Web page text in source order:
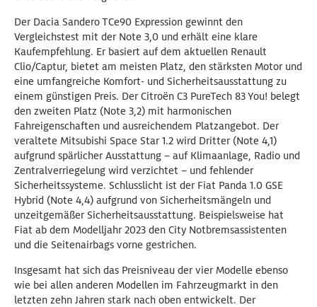
Der Dacia Sandero TCe90 Expression gewinnt den
Vergleichstest mit der Note 3,0 und erhält eine klare
Kaufempfehlung. Er basiert auf dem aktuellen Renault
Clio/Captur, bietet am meisten Platz, den stärksten Motor und
eine umfangreiche Komfort- und Sicherheitsausstattung zu
einem günstigen Preis. Der Citroën C3 PureTech 83 You! belegt
den zweiten Platz (Note 3,2) mit harmonischen
Fahreigenschaften und ausreichendem Platzangebot. Der
veraltete Mitsubishi Space Star 1.2 wird Dritter (Note 4,1)
aufgrund spärlicher Ausstattung – auf Klimaanlage, Radio und
Zentralverriegelung wird verzichtet – und fehlender
Sicherheitssysteme. Schlusslicht ist der Fiat Panda 1.0 GSE
Hybrid (Note 4,4) aufgrund von Sicherheitsmängeln und
unzeitgemäßer Sicherheitsausstattung. Beispielsweise hat
Fiat ab dem Modelljahr 2023 den City Notbremsassistenten
und die Seitenairbags vorne gestrichen.
Insgesamt hat sich das Preisniveau der vier Modelle ebenso
wie bei allen anderen Modellen im Fahrzeugmarkt in den
letzten zehn Jahren stark nach oben entwickelt. Der